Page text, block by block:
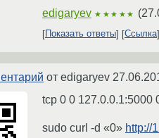
edigaryev ★★★★★ (
Показать ответы Ссылка
от edigaryev
tcp 0 0 127.0.0.1:5000
sudo curl -d «0» http://